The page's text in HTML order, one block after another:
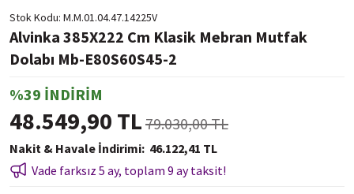
Stok Kodu M.M.01.04.47.14225V
Alvinka 385X222 Cm Klasik Mebran Mutfak
Dolabı Mb-E80S60S45-2
%39 İNDİRİM
48.549,90 TL 79.030,00 TL
Nakit & Havale İndirimi 46.122,41 TL
Vade farksız 5 ay, toplam 9 ay taksit!